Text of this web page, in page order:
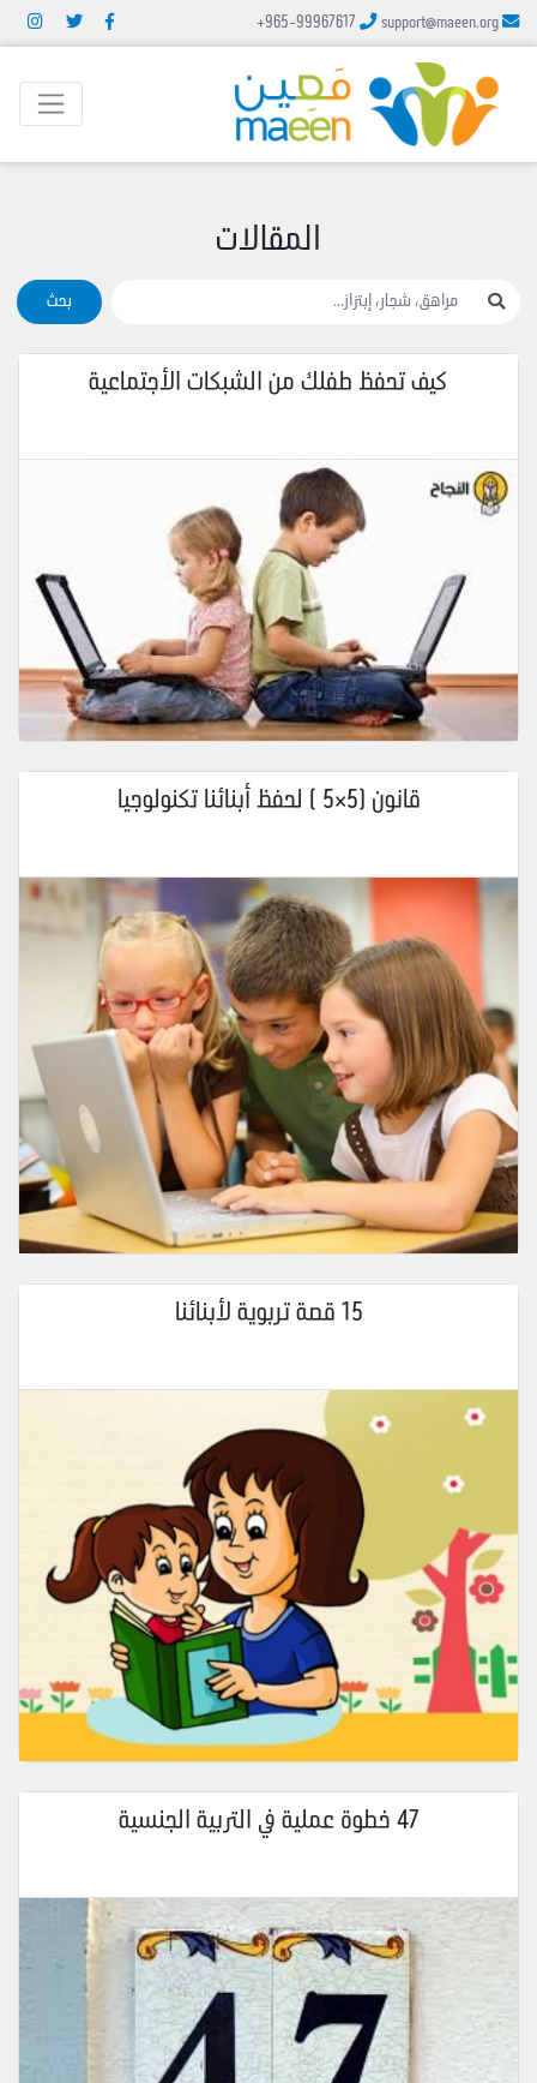
support@maeen.org
+965-99967617
المقالات
بحث
كيف تحفظ طفلك من الشبكات الأجتماعية
قانون (5×5 ) لحفظ أبنائنا تكنولوجيا
15 قصة تربوية لأبنائنا
47 خطوة عملية في التربية الجنسية